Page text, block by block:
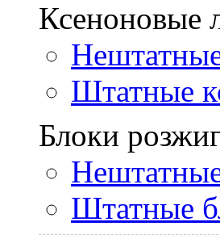
Ксеноновые
Штатные
Блоки
Штатные